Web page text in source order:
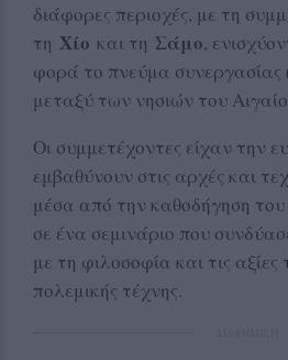
διάφορες περιοχές, με τη
τη Χίο και τη Σάμο,
φορά το πνεύμα συνεργασίας
μεταξύ των νησιών του
Οι συμμετέχοντες είχαν την
εμβαθύνουν στις αρχές και
μέσα από την καθοδήγηση
σε ένα σεμινάριο που
με τη φιλοσοφία και τις αξίες
πολεμικής τέχνης.